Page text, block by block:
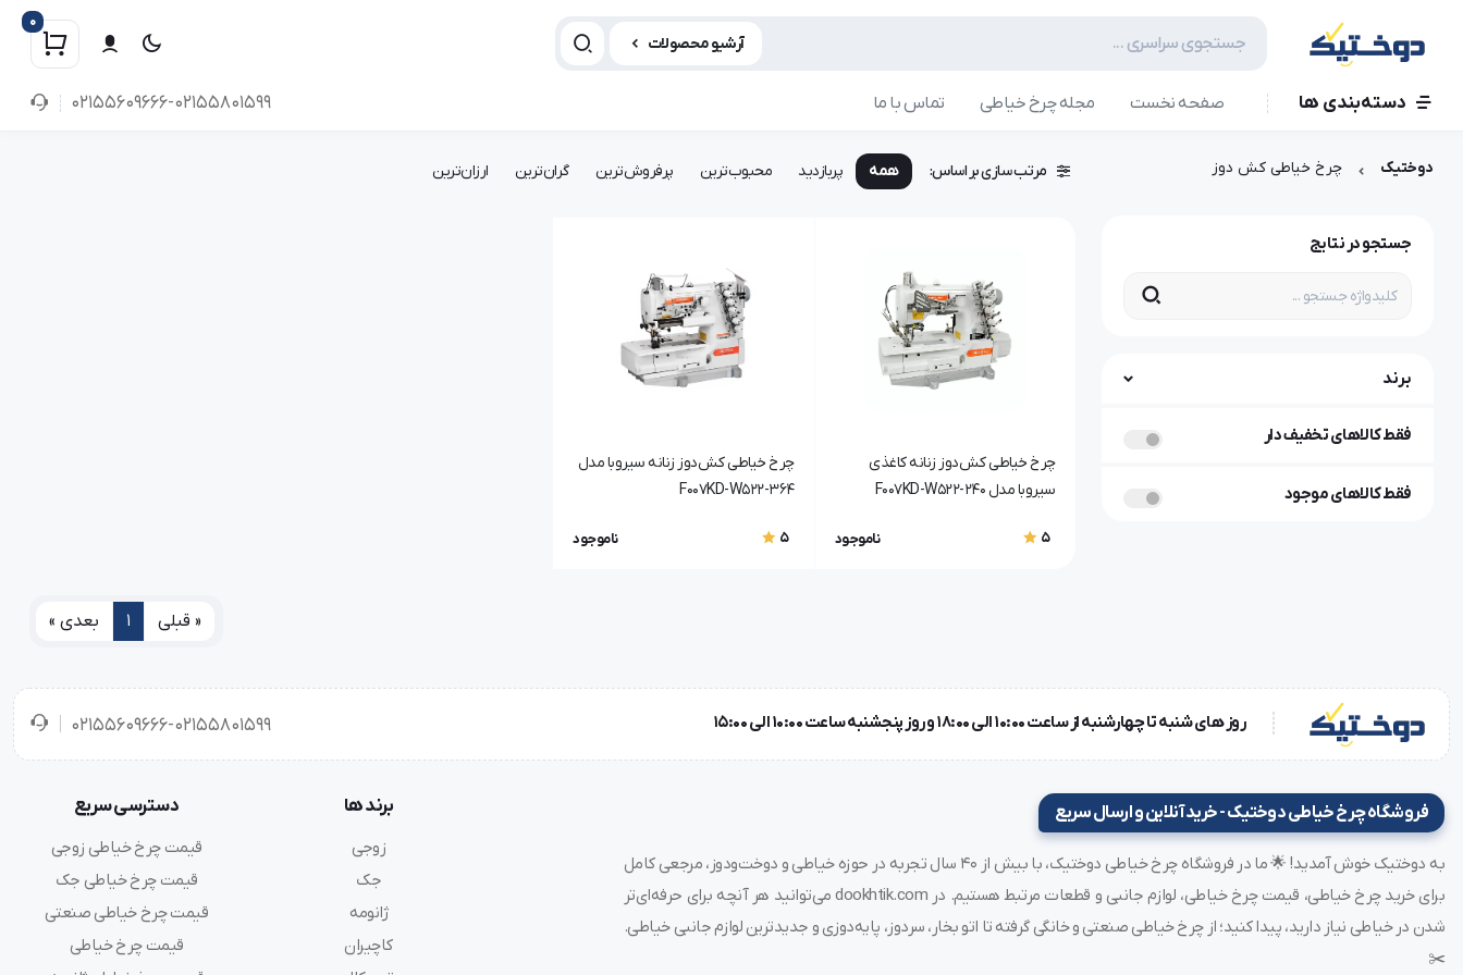
آرشیو محصولات
0
دسته‌بندی ها صفحه نخست مجله چرخ خیاطی تماس با ما 02155609666-02155801599
دوختیک چرخ خیاطی کش دوز
جستجو در نتایج
برند
فقط کالاهای تخفیف دار
فقط کالاهای موجود
مرتب سازی بر اساس: همه پربازدید محبوب‌ترین پرفروش‌ترین گران‌ترین ارزان‌ترین
چرخ خیاطی کش‌دوز زنانه کاغذی
سیروبا مدل F007KD-W522-240
5 ناموجود
چرخ خیاطی کش‌دوز زنانه سیروبا مدل
F007KD-W522-364
5 ناموجود
« قبلی 1 بعدی »
روز های شنبه تا چهارشنبه از ساعت 10:00 الی 18:00 و روز پنجشنبه ساعت 10:00 الی 15:00 02155609666-02155801599
فروشگاه چرخ خیاطی دوختیک - خرید آنلاین و ارسال سریع
به دوختیک خوش آمدید! 🌟 ما در فروشگاه چرخ خیاطی دوختیک، با بیش از ۴۰ سال تجربه در حوزه خیاطی و دوخت‌ودوز، مرجعی کامل
برای خرید چرخ خیاطی، قیمت چرخ خیاطی، لوازم جانبی و قطعات مرتبط هستیم. در dookhtik.com می‌توانید هر آنچه برای حرفه‌ای‌تر
شدن در خیاطی نیاز دارید، پیدا کنید؛ از چرخ خیاطی صنعتی و خانگی گرفته تا اتو بخار، سردوز، پایه‌دوزی و جدیدترین لوازم جانبی خیاطی.
✂️
برند ها
زوجی
جک
ژانومه
کاچیران
دسترسی سریع
قیمت چرخ خیاطی زوجی
قیمت چرخ خیاطی جک
قیمت چرخ خیاطی صنعتی
قیمت چرخ خیاطی